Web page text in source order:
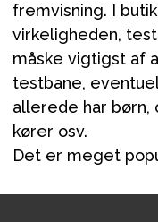
fremvisning. I
virkeligheden,
måske vigtigst af
testbane,
allerede har
kører osv.
Det er meget